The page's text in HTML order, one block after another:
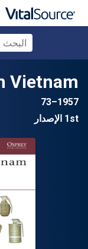
Vietnam
1957–73
1st الإصدار